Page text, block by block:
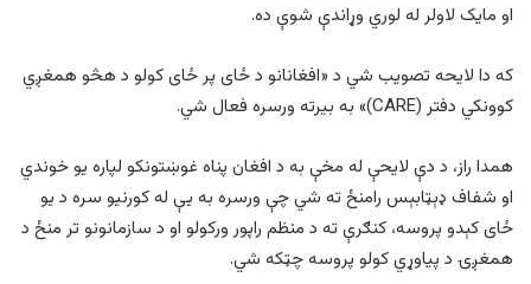
او مایک لاولر له لوري وړاندې شوې ده.
که دا لایحه تصویب شي د «افغانانو د ځای پر ځای کولو د هڅو همغږي
کوونکي دفتر (CARE)» به بیرته ورسره فعال شي.
همدا راز، د دې لایحې له مخې به د افغان پناه غوښتونکو لپاره یو خوندي
او شفاف ډېټابېس رامنځ ته شي چې ورسره به یې له کورنیو سره د یو
ځای کېدو پروسه، کنګرې ته د منظم راپور ورکولو او د سازمانونو تر منځ د
همغږۍ د پیاوړي کولو پروسه چټکه شي.